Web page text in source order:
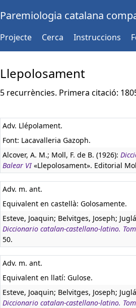
Paremiologia catalana
Projecte Cerca Instruccions
Llepolosament
5 recurrències. Primera citació:
Adv. Llépolament.
Font: Lacavalleria Gazoph.
Alcover, A. M.; Moll, F. de B. (1926):
Balear VI«Llepolosament». Editorial
Adv. m. ant.
Equivalent en castellà: Golosamente.
Esteve, Joaquin; Belvitges, Joseph;
Diccionario catalan-castellano-latino.
50.
Adv. m. ant.
Equivalent en llatí: Gulose.
Esteve, Joaquin; Belvitges, Joseph;
Diccionario catalan-castellano-latino.